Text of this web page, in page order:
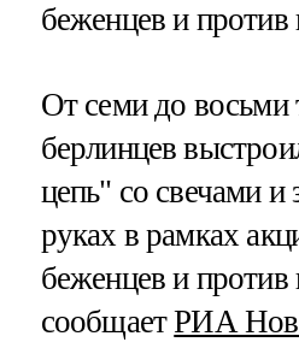
беженцев и против
От семи до восьми
берлинцев
цепь" со свечами и
руках в рамках
беженцев и против
сообщаетРИА